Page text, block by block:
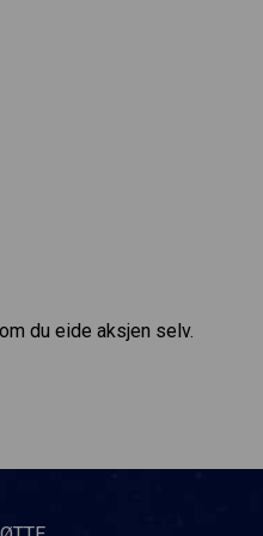
du eide aksjen selv.